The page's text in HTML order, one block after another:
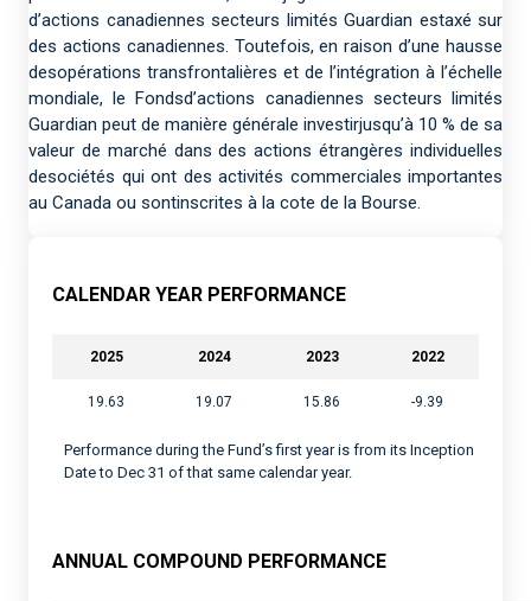
d’actions canadiennes secteurs limités Guardian estaxé sur
des actions canadiennes. Toutefois, en raison d’une hausse
desopérations transfrontalières et de l’intégration à l’échelle
mondiale, le Fondsd’actions canadiennes secteurs limités
Guardian peut de manière générale investirjusqu’à 10 % de sa
valeur de marché dans des actions étrangères individuelles
desociétés qui ont des activités commerciales importantes
au Canada ou sontinscrites à la cote de la Bourse.
CALENDAR YEAR PERFORMANCE
2025 2024 2023 2022
19.63 19.07 15.86 -9.39
Performance during the Fund’s first year is from its Inception
Date to Dec 31 of that same calendar year.
ANNUAL COMPOUND PERFORMANCE